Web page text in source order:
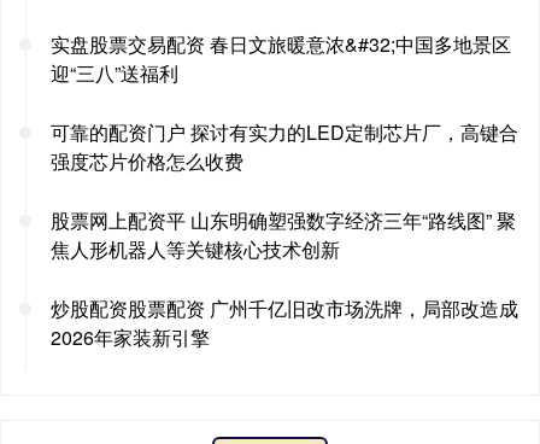
实盘股票交易配资 春日文旅暖意浓&#32;中国多地景区
迎“三八”送福利
可靠的配资门户 探讨有实力的LED定制芯片厂，高键合
强度芯片价格怎么收费
股票网上配资平 山东明确塑强数字经济三年“路线图” 聚
焦人形机器人等关键核心技术创新
炒股配资股票配资 广州千亿旧改市场洗牌，局部改造成
2026年家装新引擎